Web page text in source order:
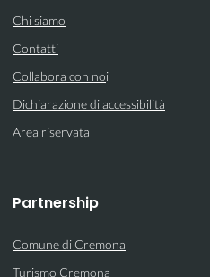
Chi siamo
Contatti
Collabora con noi
Dichiarazione di accessibilità
Area riservata
Partnership
Comune di Cremona
Turismo Cremona